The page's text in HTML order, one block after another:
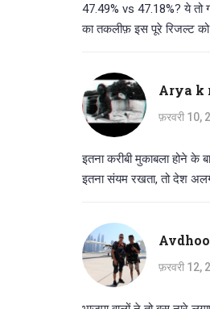
47.49% vs 47.18%? ये तो
का तकलीफ़ इस पूरे रिजल्ट
Arya k
फ़रवरी 10,
इतना करीबी मुकाबला होने के
इतना संयम रखता, तो देश अलग
फ़रवरी 12,